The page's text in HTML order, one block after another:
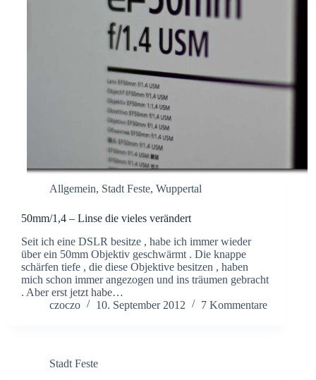
Allgemein, Stadt Feste, Wuppertal
50mm/1,4 – Linse die vieles verändert
Seit ich eine DSLR besitze , habe ich immer wieder
über ein 50mm Objektiv geschwärmt . Die knappe
schärfen tiefe , die diese Objektive besitzen , haben
mich schon immer angezogen und ins träumen gebracht
. Aber erst jetzt habe…
czoczo
10. September 2012 7 Kommentare
Stadt Feste